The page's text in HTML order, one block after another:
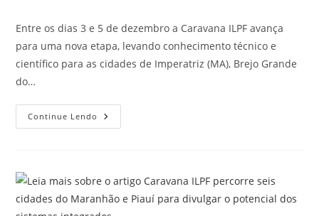
Entre os dias 3 e 5 de dezembro a Caravana ILPF avança
para uma nova etapa, levando conhecimento técnico e
científico para as cidades de Imperatriz (MA), Brejo Grande
do…
Continue Lendo